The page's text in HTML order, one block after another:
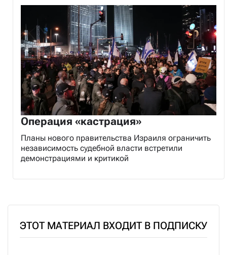
Операция «кастрация»
Планы нового правительства Израиля ограничить
независимость судебной власти встретили
демонстрациями и критикой
ЭТОТ МАТЕРИАЛ ВХОДИТ В ПОДПИСКУ